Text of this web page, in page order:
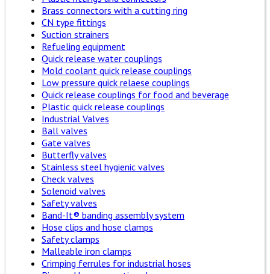
Brass connectors with a cutting ring
CN type fittings
Suction strainers
Refueling equipment
Quick release water couplings
Mold coolant quick release couplings
Low pressure quick relaese couplings
Quick release couplings for food and beverage
Plastic quick release couplings
Industrial Valves
Ball valves
Gate valves
Butterfly valves
Stainless steel hygienic valves
Check valves
Solenoid valves
Safety valves
Band-It® banding assembly system
Hose clips and hose clamps
Safety clamps
Malleable iron clamps
Crimping ferrules for industrial hoses